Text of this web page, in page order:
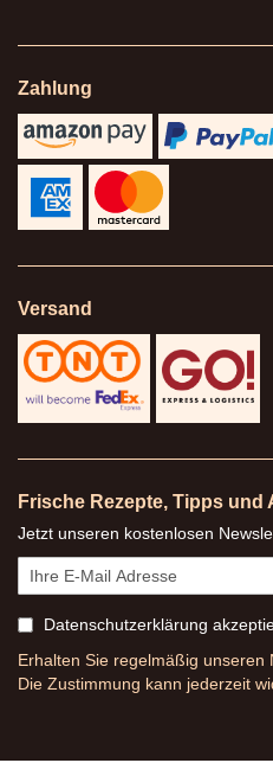
Zahlung
Versand
Frische Rezepte, Tipps und
Jetzt unseren kostenlosen
Datenschutzerklärung
Erhalten Sie regelmäßig unseren
Die Zustimmung kann jederzeit